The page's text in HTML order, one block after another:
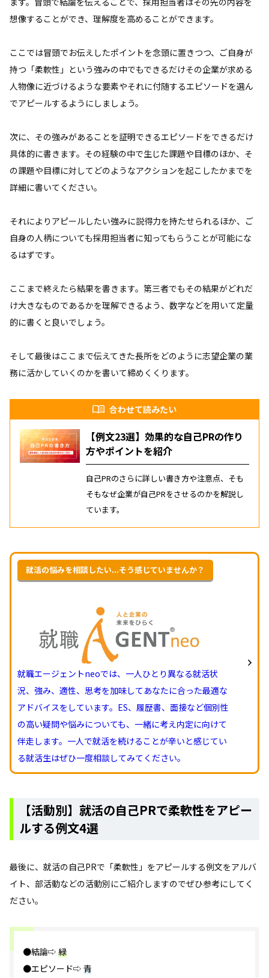
想像することができ、理解度を高めることができます。
ここでは冒頭でお伝えしたポイントを念頭に置きつつ、ご自身が
持つ「柔軟性」という強みの中でもできるだけその企業が求める
人物像に近づけるような要素やそれに付随するエピソードを選ん
でアピールするようにしましょう。
次に、その強みがあることを証明できるエピソードをできるだけ
具体的に書きます。その経験の中で生じた課題や目標のほか、そ
の課題や目標に対してどのようなアクションを起こしたかまでを
詳細に書いてください。
それによりアピールしたい強みに説得力を持たせられるほか、ご
自身の人柄についても採用担当者に知ってもらうことが可能にな
るはずです。
ここまで終えたら結果を書きます。第三者でもその結果がどれだ
け大きなものであるかを理解できるよう、数字などを用いて定量
的に書くと良いでしょう。
そして最後はここまで伝えてきた長所をどのように志望企業の業
務に活かしていくのかを書いて締めくくります。
合わせて読みたい
【例文23選】効果的な自己PRの作り
方やポイントを紹介
自己PRのさらに詳しい書き方や注意点、そも
そもなぜ企業が自己PRをさせるのかを解説し
ています。
就活の悩みを相談したい...そう感じていませんか？
就職エージェントneoでは、一人ひとり異なる就活状
況、強み、適性、思考を加味してあなたに合った最適な
アドバイスをしています。ES、履歴書、面接など個別性
の高い疑問や悩みについても、一緒に考え内定に向けて
伴走します。一人で就活を続けることが辛いと感じてい
る就活生はぜひ一度相談してみてください。
【活動別】就活の自己PRで柔軟性をアピー
ルする例文4選
最後に、就活の自己PRで「柔軟性」をアピールする例文をアルバ
イト、部活動などの活動別にご紹介しますのでぜひ参考にしてく
ださい。
●結論⇨ 緑
●エピソード⇨ 青